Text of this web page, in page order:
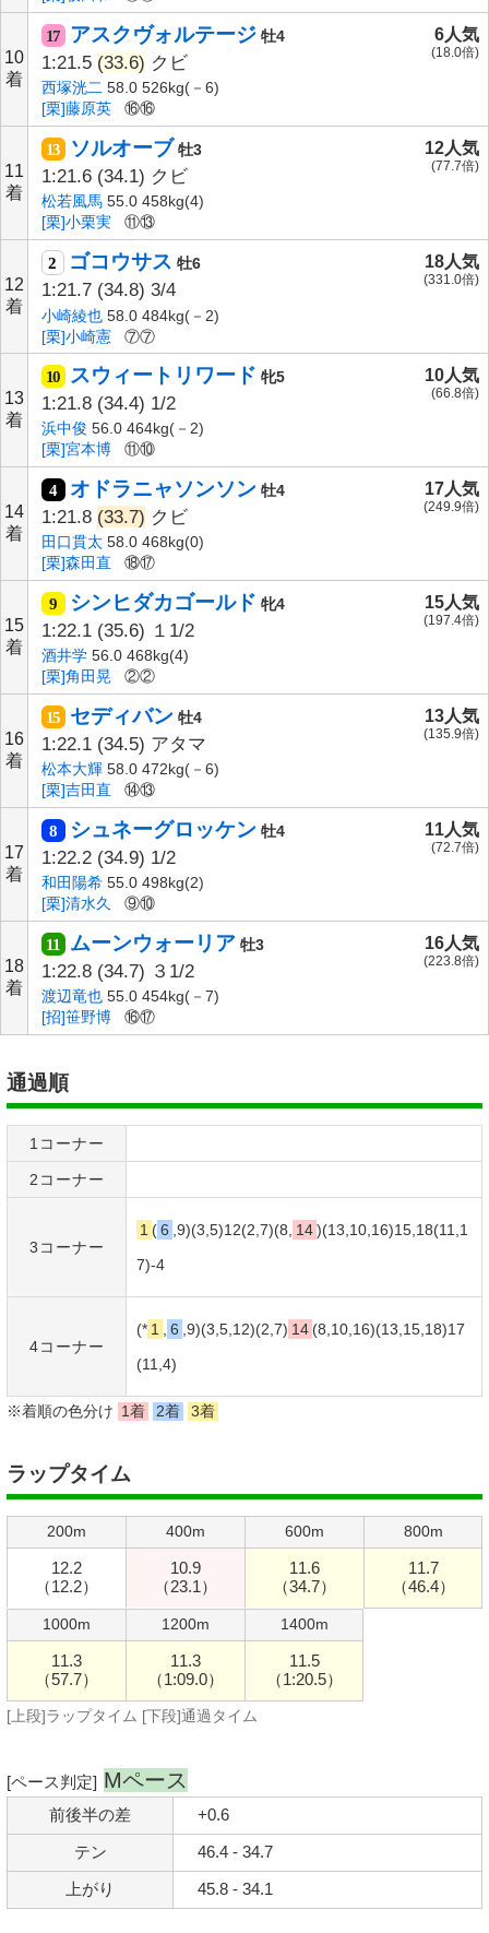
10
着
17 アスクヴォルテージ 牡4
1:21.5 (33.6) クビ
西塚洸二 58.0 526kg(－6)
[栗]藤原英
⑯⑯
6人気
(18.0倍)
11
着
13 ソルオーブ 牡3
1:21.6 (34.1) クビ
松若風馬 55.0 458kg(4)
[栗]小栗実
⑪⑬
12人気
(77.7倍)
12
着
2 ゴコウサス 牡6
1:21.7 (34.8) 3/4
小崎綾也 58.0 484kg(－2)
[栗]小崎憲
⑦⑦
18人気
(331.0倍)
13
着
10 スウィートリワード 牝5
1:21.8 (34.4) 1/2
浜中俊 56.0 464kg(－2)
[栗]宮本博
⑪⑩
10人気
(66.8倍)
14
着
4 オドラニャソンソン 牡4
1:21.8 (33.7) クビ
田口貫太 58.0 468kg(0)
[栗]森田直
⑱⑰
17人気
(249.9倍)
15
着
9 シンヒダカゴールド 牝4
1:22.1 (35.6) １1/2
酒井学 56.0 468kg(4)
[栗]角田晃
②②
15人気
(197.4倍)
16
着
15 セディバン 牡4
1:22.1 (34.5) アタマ
松本大輝 58.0 472kg(－6)
[栗]吉田直
⑭⑬
13人気
(135.9倍)
17
着
8 シュネーグロッケン 牡4
1:22.2 (34.9) 1/2
和田陽希 55.0 498kg(2)
[栗]清水久
⑨⑩
11人気
(72.7倍)
18
着
11 ムーンウォーリア 牡3
1:22.8 (34.7) ３1/2
渡辺竜也 55.0 454kg(－7)
[招]笹野博
⑯⑰
16人気
(223.8倍)
通過順
1コーナー
2コーナー
3コーナー
1 ( 6 ,9)(3,5)12(2,7)(8, 14 )(13,10,16)15,18(11,1
7)-4
4コーナー
(* 1 6 ,9)(3,5,12)(2,7) 14 (8,10,16)(13,15,18)17
(11,4)
※着順の色分け 1着 2着 3着
ラップタイム
200m
12.2
（12.2）
400m
10.9
（23.1）
600m
11.6
（34.7）
800m
11.7
（46.4）
1000m
11.3
（57.7）
1200m
11.3
（1:09.0）
1400m
11.5
（1:20.5）
[上段]ラップタイム [下段]通過タイム
[ペース判定] Mペース
前後半の差 +0.6
テン 46.4 - 34.7
上がり 45.8 - 34.1